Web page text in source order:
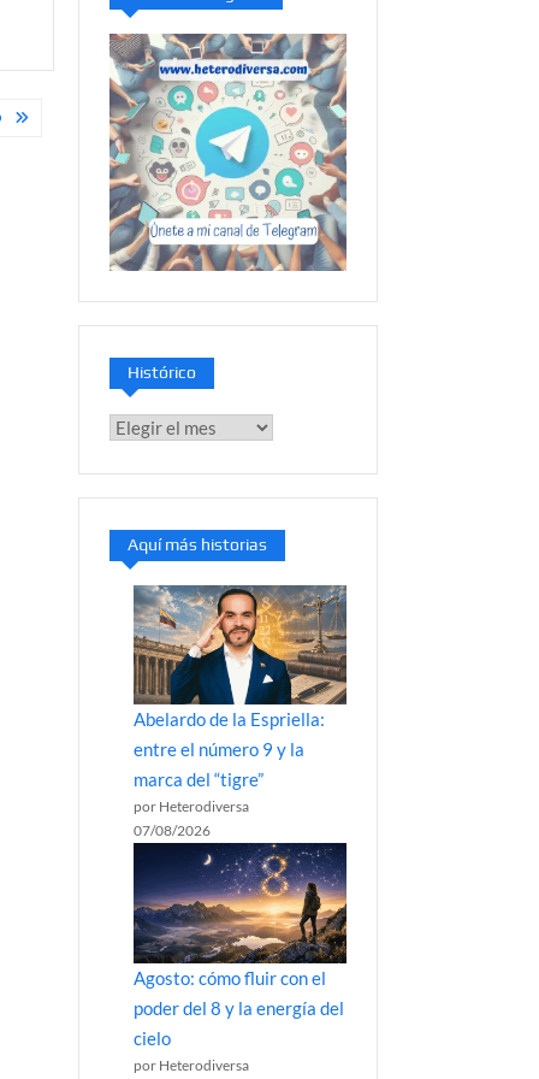
Histórico
Aquí más historias
Abelardo de la Espriella:
entre el número 9 y la
marca del “tigre”
por Heterodiversa
07/08/2026
Agosto: cómo fluir con el
poder del 8 y la energía del
cielo
por Heterodiversa